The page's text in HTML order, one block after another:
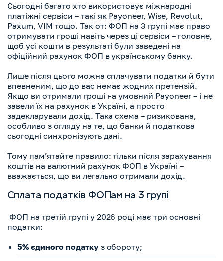
Сьогодні багато хто використовує міжнародні
платіжні сервіси – такі як Payoneer, Wise, Revolut,
Paxum, VIM тощо. Так от: ФОП на 3 групі має право
отримувати гроші навіть через ці сервіси – головне,
щоб усі кошти в результаті були заведені на
офіційний рахунок ФОП в українському банку.
Лише після цього можна сплачувати податки й бути
впевненим, що до вас немає жодних претензій.
Якщо ви отримали гроші на умовний Payoneer – і не
завели їх на рахунок в Україні, а просто
задекларували дохід. Така схема – ризикована,
особливо з огляду на те, що банки й податкова
сьогодні синхронізують дані.
Тому памʼятайте правило: тільки після зарахування
коштів на валютний рахунок ФОП в Україні –
вважається, що ви легально отримали дохід.
Сплата податків ФОПам на 3 групі
ФОП на третій групі у 2026 році має три основні
податки:
5% єдиного податку з обороту;